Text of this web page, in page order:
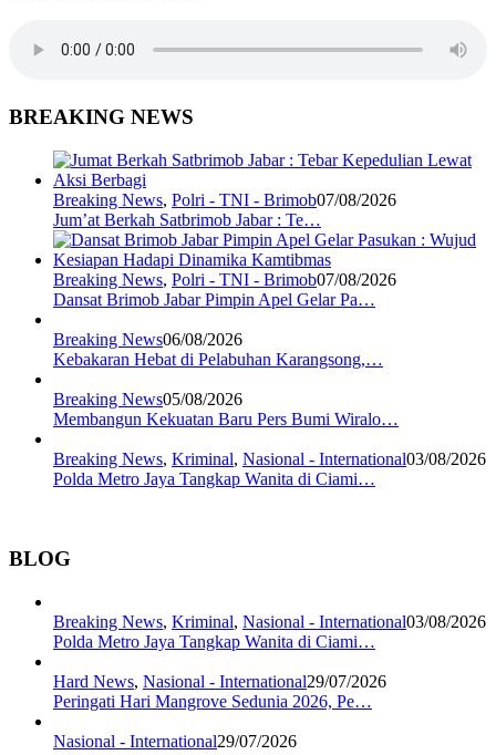
BREAKING NEWS
Breaking News, Polri - TNI - Brimob07/08/2026
Jum’at Berkah Satbrimob Jabar : Te…
Breaking News, Polri - TNI - Brimob07/08/2026
Dansat Brimob Jabar Pimpin Apel Gelar Pa…
Breaking News06/08/2026
Kebakaran Hebat di Pelabuhan Karangsong,…
Breaking News05/08/2026
Membangun Kekuatan Baru Pers Bumi Wiralo…
Breaking News, Kriminal, Nasional - International03/08/2026
Polda Metro Jaya Tangkap Wanita di Ciami…
BLOG
Breaking News, Kriminal, Nasional - International03/08/2026
Polda Metro Jaya Tangkap Wanita di Ciami…
Hard News, Nasional - International29/07/2026
Peringati Hari Mangrove Sedunia 2026, Pe…
Nasional - International29/07/2026